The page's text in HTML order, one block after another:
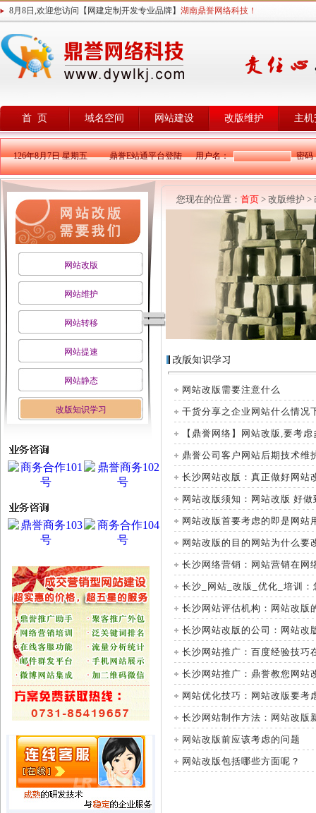
8月8日,欢迎您访问【网建定制开发专业品牌】 湖南鼎誉网络科技！
首 页 域名空间 网站建设 改版维护 主机
126年8月7日 星期五 鼎誉E站通平台登陆 用户名： 密码
网站改版
网站维护
网站转移
网站提速
网站静态
改版知识学习
您现在的位置： 首页 > 改版维护 >
网站改版需要注意什么
干货分享之企业网站什么情况
【鼎誉网络】网站改版,要考
鼎誉公司客户网站后期技术维
长沙网站改版：真正做好网站
网站改版须知：网站改版 好做
网站改版首要考虑的即是网站
网站改版的目的网站为什么要
长沙网络营销：网站营销在网
长沙_网站_改版_优化_培训
长沙网站评估机构：网站改版
长沙网站改版的公司：网站改
长沙网站推广：百度经验技巧
长沙网站推广：鼎誉教您网站
网站优化技巧：网站改版要考
长沙网站制作方法：网站改版
网站改版前应该考虑的问题
网站改版包括哪些方面呢？